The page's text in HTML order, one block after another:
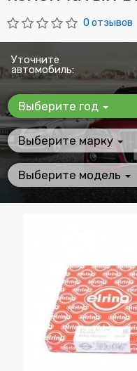
0 отзывов
Уточните
автомобиль:
Выберите год
Выберите марку
Выберите модель